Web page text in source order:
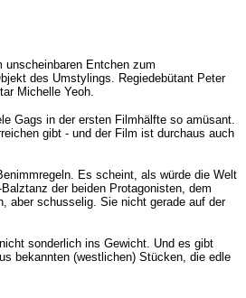
Entchen zum
des Umstylings. Regiedebütant Peter
Michelle Yeoh.
Gags in der ersten Filmhälfte so amüsant.
gibt - und der Film ist durchaus auch
Es scheint, als würde die Welt
der beiden Protagonisten, dem
aber schusselig. Sie nicht gerade auf der
sonderlich ins Gewicht. Und es gibt
bekannten (westlichen) Stücken, die edle